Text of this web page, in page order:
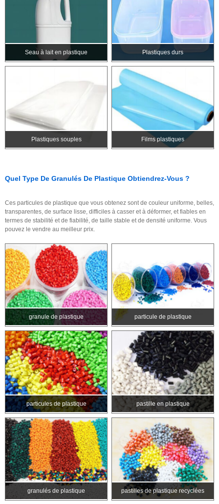
Seau à lait en plastique Plastiques durs
Plastiques souples Films plastiques
Quel Type De Granulés De Plastique Obtiendrez-Vous ?
Ces particules de plastique que vous obtenez sont de couleur uniforme, belles,
transparentes, de surface lisse, difficiles à casser et à déformer, et fiables en
termes de stabilité et de fiabilité, de taille stable et de densité uniforme. Vous
pouvez le vendre au meilleur prix.
granule de plastique particule de plastique
particules de plastique pastille en plastique
granulés de plastique pastilles de plastique recyclées